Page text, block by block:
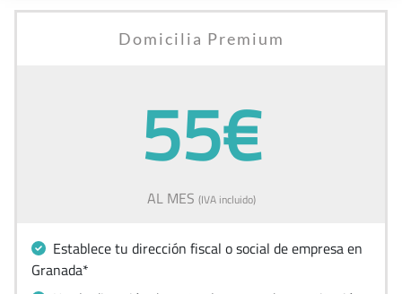
Domicilia Premium
55€
AL MES (IVA incluido)
Establece tu dirección fiscal o social de empresa en
Granada*